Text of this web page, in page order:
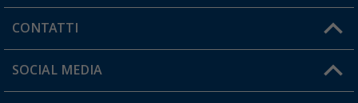
CONTATTI
Orari di apertura del servizio:
SOCIAL MEDIA